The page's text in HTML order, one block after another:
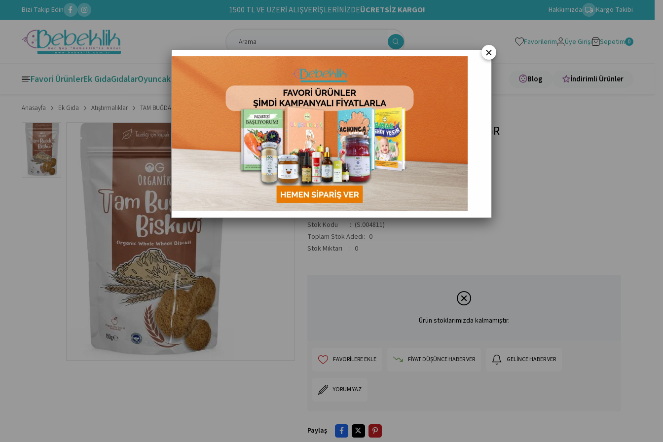
Bizi Takip Edin 1500 TL VE ÜZERİ ALIŞVERİŞLERİNİZDEÜCRETSİZ KARGO! Hakkımızda Kargo Takibi
Favorilerim Üye Girişi Sepetim 0
Favori ÜrünlerEk GıdaGıdalarOyuncakKitaplar Boyama& Aktivite Anne & Bebek Bakım Ürünleri Ek Gıda Tarif Kitapları Blog İndirimli Ürünler
Anasayfa Ek Gıda Atıştırmalıklar TAM BUĞDAY BİSKÜVİ 80 GR
Og NaturalTAM BUĞDAY BİSKÜVİ 80 GR
0.0
20 ₺219,00 ₺175,00
Kategori : Atıştırmalıklar
Marka
: Og Natural
Stok Kodu
(S.004811)
Toplam Stok Adedi: 0
Stok Miktarı
: 0
Ürün stoklarımızda kalmamıştır.
FAVORILERE EKLE FIYAT DÜŞÜNCE HABER VER GELINCE HABER VER
YORUM YAZ
Paylaş
×